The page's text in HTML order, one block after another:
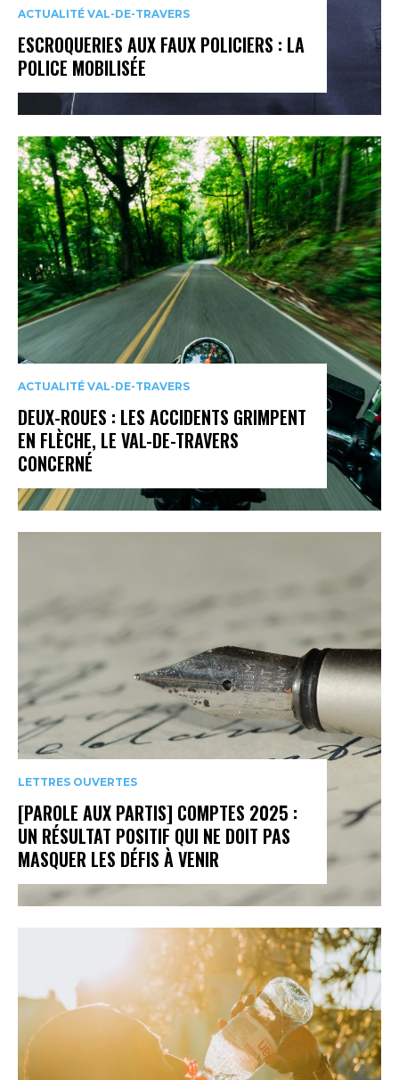
ACTUALITÉ VAL-DE-TRAVERS
ESCROQUERIES AUX FAUX POLICIERS : LA
POLICE MOBILISÉE
ACTUALITÉ VAL-DE-TRAVERS
DEUX-ROUES : LES ACCIDENTS GRIMPENT
EN FLÈCHE, LE VAL-DE-TRAVERS
CONCERNÉ
LETTRES OUVERTES
[PAROLE AUX PARTIS] COMPTES 2025 :
UN RÉSULTAT POSITIF QUI NE DOIT PAS
MASQUER LES DÉFIS À VENIR